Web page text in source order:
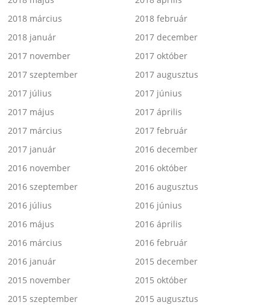
2018 március
2018 február
2018 január
2017 december
2017 november
2017 október
2017 szeptember
2017 augusztus
2017 július
2017 június
2017 május
2017 április
2017 március
2017 február
2017 január
2016 december
2016 november
2016 október
2016 szeptember
2016 augusztus
2016 július
2016 június
2016 május
2016 április
2016 március
2016 február
2016 január
2015 december
2015 november
2015 október
2015 szeptember
2015 augusztus